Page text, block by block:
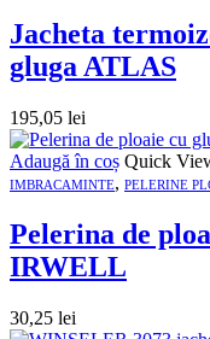
Jacheta
gluga ATLAS
195,05 lei
Adaugă în coș Quick
IMBRACAMINTE, PELERINE
Pelerina de
IRWELL
30,25 lei